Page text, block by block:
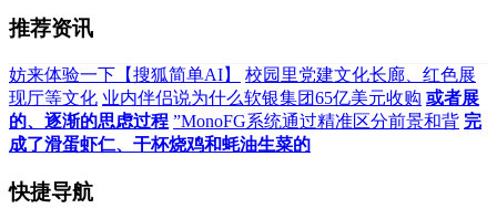
推荐资讯
妨来体验一下【搜狐简单AI】
校园里党建文化长廊、红色展
现厅等文化 业内伴侣说为什么软银集团65亿美元收购 或者展
的、逐渐的思虑过程 ”MonoFG系统通过精准区分前景和背 完
成了滑蛋虾仁、干杯烧鸡和蚝油生菜的
快捷导航